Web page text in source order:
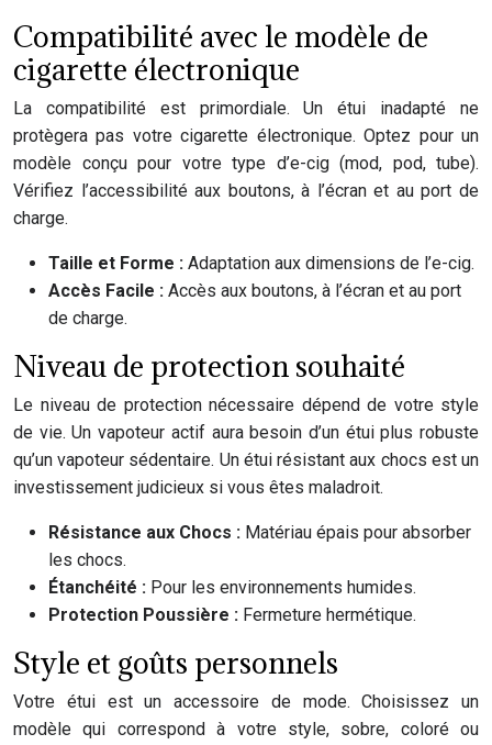
Compatibilité avec le modèle de
cigarette électronique
La compatibilité est primordiale. Un étui inadapté ne
protègera pas votre cigarette électronique. Optez pour un
modèle conçu pour votre type d’e-cig (mod, pod, tube).
Vérifiez l’accessibilité aux boutons, à l’écran et au port de
charge.
Taille et Forme : Adaptation aux dimensions de l’e-cig.
Accès Facile : Accès aux boutons, à l’écran et au port
de charge.
Niveau de protection souhaité
Le niveau de protection nécessaire dépend de votre style
de vie. Un vapoteur actif aura besoin d’un étui plus robuste
qu’un vapoteur sédentaire. Un étui résistant aux chocs est un
investissement judicieux si vous êtes maladroit.
Résistance aux Chocs : Matériau épais pour absorber
les chocs.
Étanchéité : Pour les environnements humides.
Protection Poussière : Fermeture hermétique.
Style et goûts personnels
Votre étui est un accessoire de mode. Choisissez un
modèle qui correspond à votre style, sobre, coloré ou